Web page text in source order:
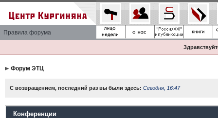
Правила форума
Форум ЭТЦ
С возвращением, последний раз вы были здесь: Сегодня, 16:47
Конференции